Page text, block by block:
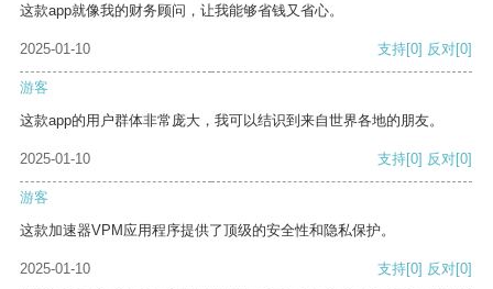
这款app就像我的财务顾问，让我能够省钱又省心。
2025-01-10 支持[0] 反对[0]
游客
这款app的用户群体非常庞大，我可以结识到来自世界各地的朋友。
2025-01-10 支持[0] 反对[0]
游客
这款加速器VPM应用程序提供了顶级的安全性和隐私保护。
2025-01-10 支持[0] 反对[0]